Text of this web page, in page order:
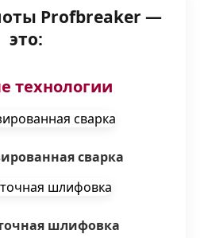
Profbreaker —
это:
технологии
сварка
шлифовка